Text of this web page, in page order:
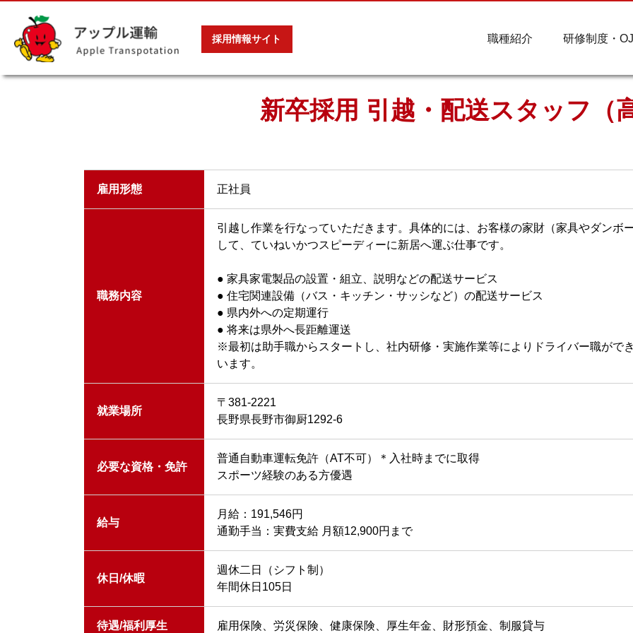
採用情報サイト 職種紹介 研修制度・
新卒採用 引越・配送スタッフ（
雇用形態 正社員
職務内容
引越し作業を行なっていただきます。具体的には、お客様の家財（家具やダンボ
して、ていねいかつスピーディーに新居へ運ぶ仕事です。
● 家具家電製品の設置・組立、説明などの配送サービス
● 住宅関連設備（バス・キッチン・サッシなど）の配送サービス
● 県内外への定期運行
● 将来は県外へ長距離運送
※最初は助手職からスタートし、社内研修・実施作業等によりドライバー職がで
います。
就業場所
〒381-2221
長野県長野市御厨1292-6
必要な資格・免許
普通自動車運転免許（AT不可）＊入社時までに取得
スポーツ経験のある方優遇
給与
月給：191,546円
通勤手当：実費支給 月額12,900円まで
休日/休暇
週休二日（シフト制）
年間休日105日
待遇/福利厚生 雇用保険、労災保険、健康保険、厚生年金、財形預金、制服貸与